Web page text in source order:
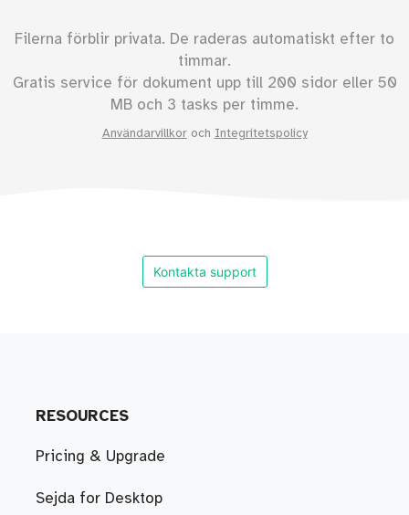
Filerna förblir privata. De raderas automatiskt efter to
timmar.
Gratis service för dokument upp till 200 sidor eller 50
MB och 3 tasks per timme.
Användarvillkoroch Integritetspolicy
Kontakta support
RESOURCES
Pricing & Upgrade
Sejda for Desktop